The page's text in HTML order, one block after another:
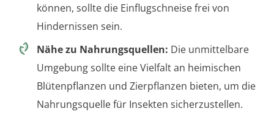
können, sollte die Einflugschneise frei von
Hindernissen sein.
Nähe zu Nahrungsquellen: Die unmittelbare
Umgebung sollte eine Vielfalt an heimischen
Blütenpflanzen und Zierpflanzen bieten, um die
Nahrungsquelle für Insekten sicherzustellen.